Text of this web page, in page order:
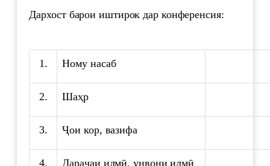
Дархост барои иштирок дар конференсия:
1. Ному насаб
2. Шаҳр
3. Ҷои кор, вазифа
4. Дараҷаи илмӣ, унвони илмӣ